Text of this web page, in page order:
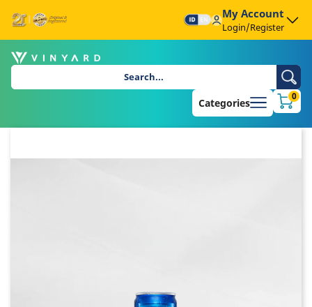
My Account
Login/Register
Categories
0